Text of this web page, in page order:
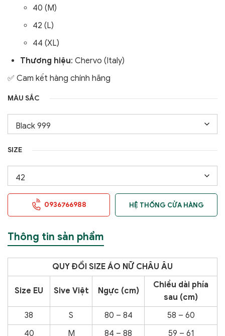
40 (M)
42 (L)
44 (XL)
Thương hiệu: Chervo (Italy)
✅ Cam kết hàng chính hãng
MÀU SẮC
SIZE
0936766988 HỆ THỐNG CỬA HÀNG
Thông tin sản phẩm
QUY ĐỔI SIZE ÁO NỮ CHÂU ÂU
Size EU Sive Việt Ngực (cm)
Chiều dài phía
sau (cm)
38
S 80 – 84
58 – 60
40
M 84 – 88 59 – 61